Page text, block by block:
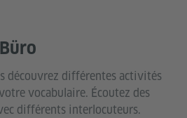
découvrez différentes activités
vocabulaire. Écoutez des
différents interlocuteurs.